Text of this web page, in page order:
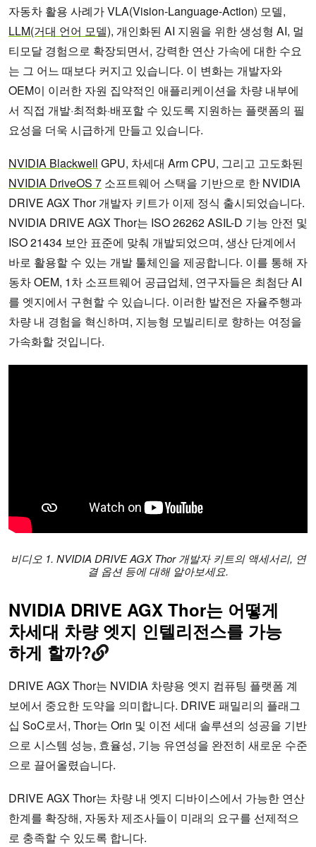
자동차 활용 사례가 VLA(Vision-Language-Action) 모델,
LLM(거대 언어 모델), 개인화된 AI 지원을 위한 생성형 AI, 멀
티모달 경험으로 확장되면서, 강력한 연산 가속에 대한 수요
는 그 어느 때보다 커지고 있습니다. 이 변화는 개발자와
OEM이 이러한 자원 집약적인 애플리케이션을 차량 내부에
서 직접 개발·최적화·배포할 수 있도록 지원하는 플랫폼의 필
요성을 더욱 시급하게 만들고 있습니다.
NVIDIA Blackwell GPU, 차세대 Arm CPU, 그리고 고도화된
NVIDIA DriveOS 7 소프트웨어 스택을 기반으로 한 NVIDIA
DRIVE AGX Thor 개발자 키트가 이제 정식 출시되었습니다.
NVIDIA DRIVE AGX Thor는 ISO 26262 ASIL-D 기능 안전 및
ISO 21434 보안 표준에 맞춰 개발되었으며, 생산 단계에서
바로 활용할 수 있는 개발 툴체인을 제공합니다. 이를 통해 자
동차 OEM, 1차 소프트웨어 공급업체, 연구자들은 최첨단 AI
를 엣지에서 구현할 수 있습니다. 이러한 발전은 자율주행과
차량 내 경험을 혁신하며, 지능형 모빌리티로 향하는 여정을
가속화할 것입니다.
비디오 1. NVIDIA DRIVE AGX Thor 개발자 키트의 액세서리, 연
결 옵션 등에 대해 알아보세요.
NVIDIA DRIVE AGX Thor는 어떻게
차세대 차량 엣지 인텔리전스를 가능
하게 할까?
DRIVE AGX Thor는 NVIDIA 차량용 엣지 컴퓨팅 플랫폼 계
보에서 중요한 도약을 의미합니다. DRIVE 패밀리의 플래그
십 SoC로서, Thor는 Orin 및 이전 세대 솔루션의 성공을 기반
으로 시스템 성능, 효율성, 기능 유연성을 완전히 새로운 수준
으로 끌어올렸습니다.
DRIVE AGX Thor는 차량 내 엣지 디바이스에서 가능한 연산
한계를 확장해, 자동차 제조사들이 미래의 요구를 선제적으
로 충족할 수 있도록 합니다.